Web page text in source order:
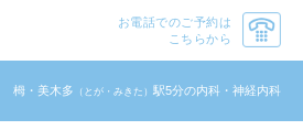
栂・美木多 （とが・みきた） 駅5分の内科・神経内科
お電話でのご予約は
こちらから